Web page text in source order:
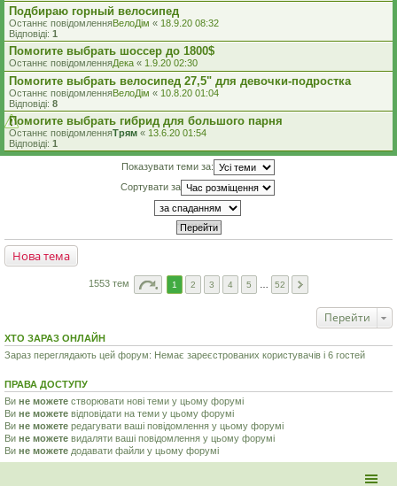
Подбираю горный велосипед
Останнє повідомленняВелоДім « 18.9.20 08:32
Відповіді: 1
Помогите выбрать шоссер до 1800$
Останнє повідомленняДека « 1.9.20 02:30
Помогите выбрать велосипед 27,5" для девочки-подростка
Останнє повідомленняВелоДім « 10.8.20 01:04
Відповіді: 8
Помогите выбрать гибрид для большого парня
Останнє повідомленняТрям « 13.6.20 01:54
Відповіді: 1
Показувати теми за:
Сортувати за
Нова тема
1553 тем 1 2 3 4 5 52
Перейти
ХТО ЗАРАЗ ОНЛАЙН
Зараз переглядають цей форум: Немає зареєстрованих користувачів і 6 гостей
ПРАВА ДОСТУПУ
Ви не можете створювати нові теми у цьому форумі
Ви не можете відповідати на теми у цьому форумі
Ви не можете редагувати ваші повідомлення у цьому форумі
Ви не можете видаляти ваші повідомлення у цьому форумі
Ви не можете додавати файли у цьому форумі